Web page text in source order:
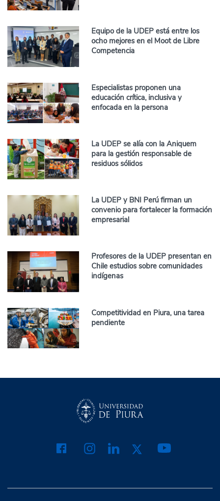
Equipo de la UDEP está entre los
ocho mejores en el Moot de Libre
Competencia
Especialistas proponen una
educación crítica, inclusiva y
enfocada en la persona
La UDEP se alía con la Aniquem
para la gestión responsable de
residuos sólidos
La UDEP y BNI Perú firman un
convenio para fortalecer la formación
empresarial
Profesores de la UDEP presentan en
Chile estudios sobre comunidades
indígenas
Competitividad en Piura, una tarea
pendiente